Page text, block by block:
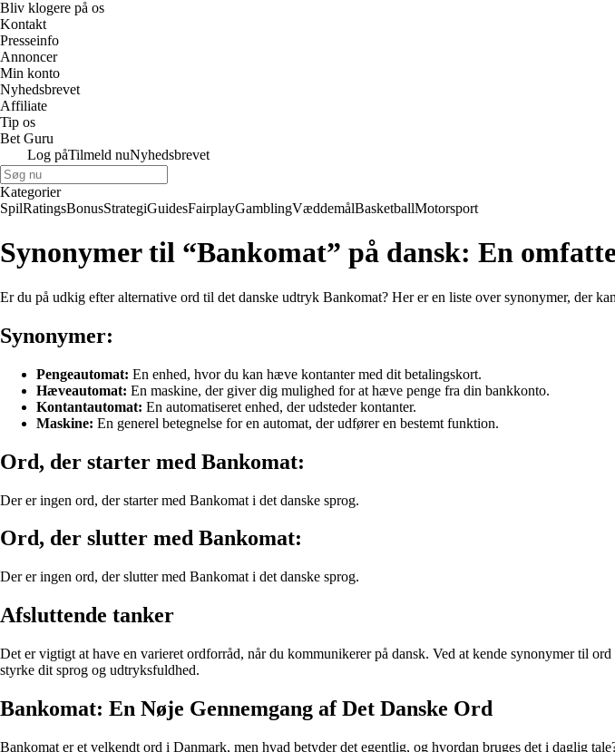
Bliv klogere på os
Kontakt
Presseinfo
Annoncer
Min konto
Nyhedsbrevet
Affiliate
Tip os
Bet Guru
Log påTilmeld nuNyhedsbrevet
Kategorier
SpilRatingsBonusStrategiGuidesFairplayGamblingVæddemålBasketballMotorsport
Synonymer til “Bankomat” på dansk: En
Er du på udkig efter alternative ord til det danske udtryk Bankomat? Her er en liste over synonymer, der
Synonymer:
Pengeautomat: En enhed, hvor du kan hæve kontanter med dit betalingskort.
Hæveautomat: En maskine, der giver dig mulighed for at hæve penge fra din bankkonto.
Kontantautomat: En automatiseret enhed, der udsteder kontanter.
Maskine: En generel betegnelse for en automat, der udfører en bestemt funktion.
Ord, der starter med Bankomat:
Der er ingen ord, der starter med Bankomat i det danske sprog.
Ord, der slutter med Bankomat:
Der er ingen ord, der slutter med Bankomat i det danske sprog.
Afsluttende tanker
Det er vigtigt at have en varieret ordforråd, når du kommunikerer på dansk. Ved at kende synonymer til
styrke dit sprog og udtryksfuldhed.
Bankomat: En Nøje Gennemgang af Det Danske Ord
Bankomat er et velkendt ord i Danmark, men hvad betyder det egentlig, og hvordan bruges det i daglig